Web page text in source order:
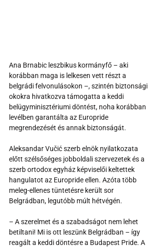
Ana Brnabic leszbikus kormányfő – aki
korábban maga is lelkesen vett részt a
belgrádi felvonulásokon –, szintén biztonsági
okokra hivatkozva támogatta a keddi
belügyminisztériumi döntést, noha korábban
levélben garantálta az Europride
megrendezését és annak biztonságát.
Aleksandar Vučić szerb elnök nyilatkozata
előtt szélsőséges jobboldali szervezetek és a
szerb ortodox egyház képviselői keltettek
hangulatot az Europride ellen. Azóta több
meleg-ellenes tüntetésre került sor
Belgrádban, legutóbb múlt hétvégén.
– A szerelmet és a szabadságot nem lehet
betiltani! Mi is ott leszünk Belgrádban – így
reagált a keddi döntésre a Budapest Pride. A